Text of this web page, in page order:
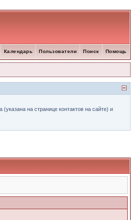
Помощь
Поиск
Пользователи
Календарь
на странице контактов на сайте) и